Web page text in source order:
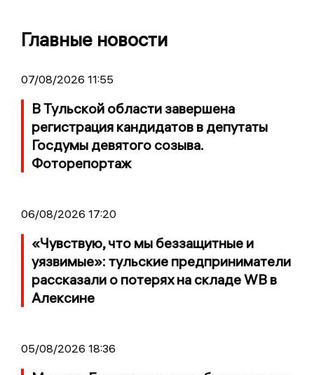
Главные новости
07/08/2026 11:55
В Тульской области завершена
регистрация кандидатов в депутаты
Госдумы девятого созыва.
Фоторепортаж
06/08/2026 17:20
«Чувствую, что мы беззащитные и
уязвимые»: тульские предприниматели
рассказали о потерях на складе WB в
Алексине
05/08/2026 18:36